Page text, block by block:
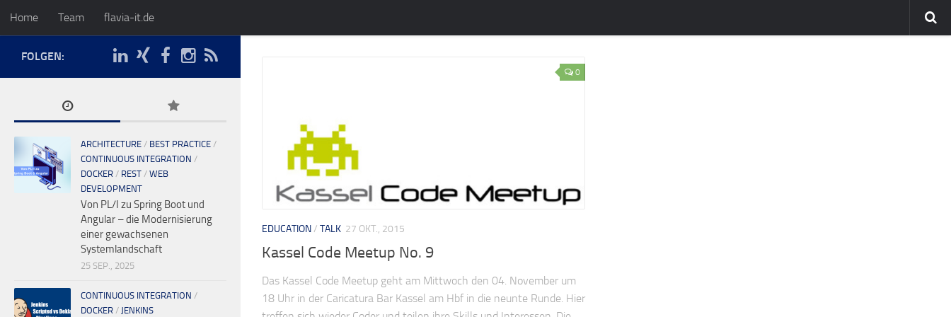
Home Team flavia-it.de
0
EDUCATION/ TALK 27 OKT., 2015
Kassel Code Meetup No. 9
Das Kassel Code Meetup geht am Mittwoch den 04. November um
18 Uhr in der Caricatura Bar Kassel am Hbf in die neunte Runde. Hier
FOLGEN:
ARCHITECTURE / BEST PRACTICE /
CONTINUOUS INTEGRATION /
DOCKER / REST / WEB
DEVELOPMENT
Von PL/I zu Spring Boot und
Angular – die Modernisierung
einer gewachsenen
Systemlandschaft
25 SEP., 2025
CONTINUOUS INTEGRATION /
DOCKER / JENKINS